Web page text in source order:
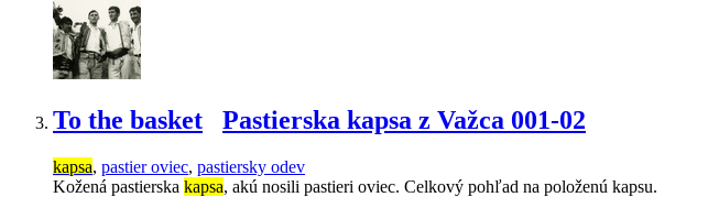
To the basket Pastierska kapsa z Važca 001-02
kapsa, pastier oviec, pastiersky odev
Kožená pastierska kapsa, akú nosili pastieri oviec. Celkový pohľad na položenú kapsu.